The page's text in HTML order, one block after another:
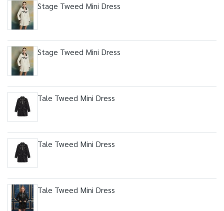
Stage Tweed Mini Dress
Stage Tweed Mini Dress
Tale Tweed Mini Dress
Tale Tweed Mini Dress
Tale Tweed Mini Dress